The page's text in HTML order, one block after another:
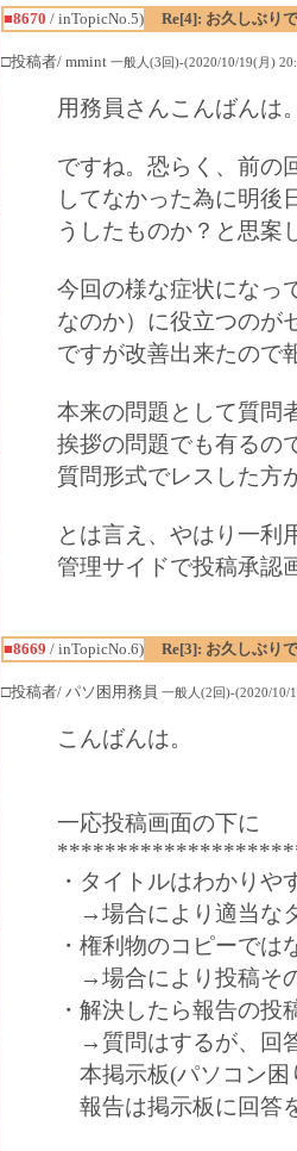
■8670 / inTopicNo.5) Re[4]: お久しぶり
□投稿者/ mmint 一般人(3回)-(2020/10/19(月)
用務員さんこんばんは
ですね。恐らく、前の
してなかった為に明後
うしたものか？と思案
今回の様な症状になっ
なのか）に役立つのが
ですが改善出来たので
本来の問題として質問
挨拶の問題でも有るの
質問形式でレスした方
とは言え、やはり一利
管理サイドで投稿承認
■8669 / inTopicNo.6) Re[3]: お久しぶり
□投稿者/ パソ困用務員 一般人(2回)-(2020/10/
こんばんは。
一応投稿画面の下に
・タイトルはわかり
→場合により適当な
・権利物のコピーで
→場合により投稿そ
・解決したら報告の投
→質問はするが、回
本掲示板(パソコン困
報告は掲示板に回答